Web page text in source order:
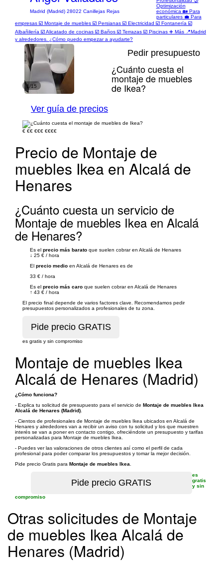
Madrid (Madrid) 28022 Canillejas Rejas
Optimización
económica 🏡 Para
particulares 💼 Para
empresas ☑️ Montaje de muebles ☑️ Persianas ☑️ Electricidad ☑️ Fontanería ☑️
Albañilería ☑️ Alicatado de cocinas ☑️ Baños ☑️ Terrazas ☑️ Piscinas ➕ Más 📍Madrid
y alrededores. ¿Cómo puedo empezar a ayudarte?
1/15
Pedir presupuesto
¿Cuánto cuesta el
montaje de muebles
de Ikea?
Ver guía de precios
€ €€ €€€ €€€€
Precio de Montaje de
muebles Ikea en Alcalá de
Henares
¿Cuánto cuesta un servicio de
Montaje de muebles Ikea en Alcalá
de Henares?
Es el precio más barato que suelen cobrar en Alcalá de Henares
↓ 25 € / hora
El precio medio en Alcalá de Henares es de
33 € / hora
Es el precio más caro que suelen cobrar en Alcalá de Henares
↑ 43 € / hora
El precio final depende de varios factores clave. Recomendamos pedir
presupuestos personalizados a profesionales de tu zona.
es gratis y sin compromiso
Montaje de muebles Ikea
Alcalá de Henares (Madrid)
¿Cómo funciona?
- Explica tu solicitud de presupuesto para el servicio de Montaje de muebles Ikea
Alcalá de Henares (Madrid)
- Cientos de profesionales de Montaje de muebles Ikea ubicados en Alcalá de
Henares y alrededores van a recibir un aviso con tu solicitud y los que muestren
interés se van a poner en contacto contigo, ofreciéndote un presupuesto y tarifas
personalizadas para Montaje de muebles Ikea.
- Puedes ver las valoraciones de otros clientes así como el perfil de cada
profesional para poder comparar los presupuestos y tomar la mejor decisión.
Pide precio Gratis para Montaje de muebles Ikea
es
gratis
y sin
compromiso
Otras solicitudes de Montaje
de muebles Ikea Alcalá de
Henares (Madrid)